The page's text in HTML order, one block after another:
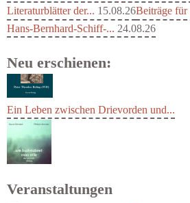
Literaturblätter der... 15.08.26Beiträge für
Hans-Bernhard-Schiff-... 24.08.26
Neu erschienen:
Veranstaltungen